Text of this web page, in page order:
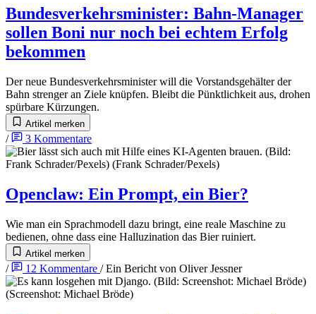
Bundesverkehrsminister: Bahn-Manager
sollen Boni nur noch bei echtem Erfolg
bekommen
Der neue Bundesverkehrsminister will die Vorstandsgehälter der
Bahn strenger an Ziele knüpfen. Bleibt die Pünktlichkeit aus, drohen
spürbare Kürzungen.
Artikel merken
/ 3 Kommentare
Openclaw: Ein Prompt, ein Bier?
Wie man ein Sprachmodell dazu bringt, eine reale Maschine zu
bedienen, ohne dass eine Halluzination das Bier ruiniert.
Artikel merken
/ 12 Kommentare / Ein Bericht von Oliver Jessner